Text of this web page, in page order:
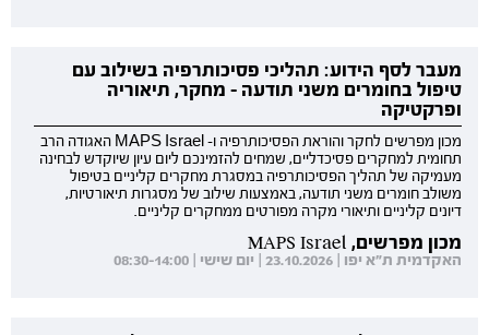
מעבר לסף הידוע: תהליכי פסיכותרפיה בשילוב עם
טיפול בחומרים משני תודעה - מחקר, תיאוריה
ופרקטיקה
מכון מפרשים לחקר והוראת הפסיכותרפיה ו- MAPS Israel האגודה הרב
תחומית למחקרים פסיכדליים, שמחים להזמינכם ליום עיון שיוקדש לבחינה
מעמיקה של תהליך הפסיכותרפיה במסגרת מחקרים קליניים בטיפול
משולב חומרים משני תודעה, באמצעות שילוב של מסגרות תיאורטיות,
דיונים קליניים ותיאורי מקרה מפורטים ממחקרים קליניים.
מכון מפרשים, MAPS Israel
האקדמית ת"א יפו | 23.10.2026 | יום שישי | 08:30-14:00